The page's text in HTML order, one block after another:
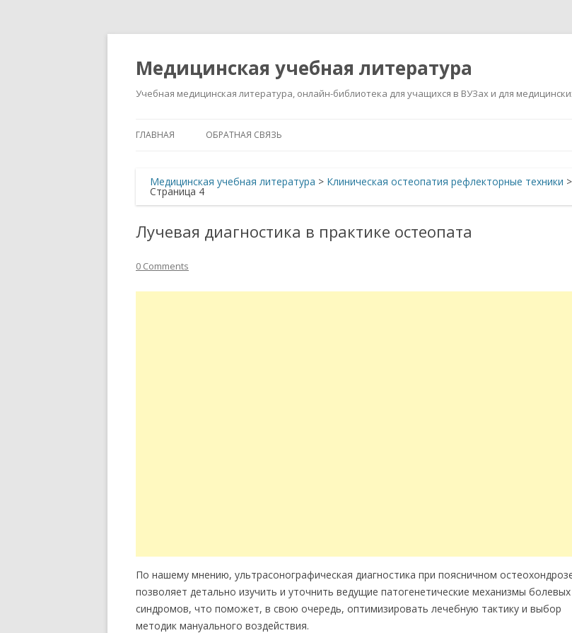
Медицинская учебная литература
Учебная медицинская литература, онлайн-библиотека для учащихся в ВУЗах и для
ГЛАВНАЯ ОБРАТНАЯ СВЯЗЬ
Медицинская учебная литература > Клиническая остеопатия рефлекторные техники
Страница 4
Лучевая диагностика в практике остеопата
0 Comments
По нашему мнению, ультрасонографическая диагностика при поясничном
позволяет детально изучить и уточнить ведущие патогенетические механизмы болевых
синдромов, что поможет, в свою очередь, оптимизировать лечебную тактику и выбор
методик мануального воздействия.